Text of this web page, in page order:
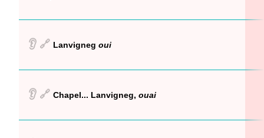
👂 🔗 Lanvigneg oui
👂 🔗 Chapel... Lanvigneg, ouai